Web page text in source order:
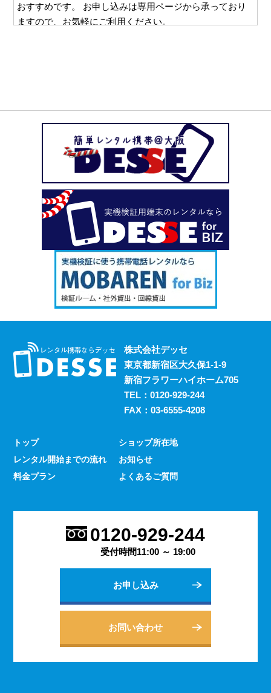
おすすめです。 お申し込みは専用ページから承っており
ますので、お気軽にご利用ください。
にお送りすることは一切ございません。 お客様と直接や
り取りのできるメールやお電話でのご請求となりますの
で、万一レンタルスマホの使用を他の方に知られたくな
い、という場合も安心してご利用いただけます。
デッセがスマホのレンタルと並行して展開しているのが、
ポケットwifiのレンタルサービスです。 街中にもフリーwifi
はありますが、通信速度に難があったり接続に制限があっ
たりと不便な面も否めません。 それらの影響を受けず、
電波圏内ならいつでも快適にインターネットを楽しめるポ
ケットwifiをレンタルでお得にご利用いただけます。 ご希
望の際はお気軽にご相談ください。
レンタルスマホには通話・通信以外にも様々な利用方法が
あります。 例えば、スマホ用アプリの開発における実機
検証用にスマホのレンタルをお考えの際は、デッセまでご
相談ください。
過去に発生した料金トラブルなど、身の回りの様々な事情
からスマホの利用契約を締結できない、という方は意外に
うな連絡手段となるものは手元にないと何かと手間がかか
るものです。 デッセでは、そういった方であっても気軽
にご契約いただけるレンタルスマホサービスのご案内を行
してだけでなく出退勤やスケジュールの管理などにも活躍
します。 会社は人の出入りもありますので、通常のスマ
ホのように1台1台契約するよりも、まとめてレンタルする
方がよりお得に利用できます。 会社用のレンタルスマホ
個人でのご利用から法人向けの複数台のご利用まで、お客
様の用途に合わせた様々な利用方法を提案できるデッセの
株式会社デッセ
東京都新宿区大久保1-1-9
新宿フラワーハイホーム705
TEL： 0120-929-244
FAX：03-6555-4208
トップ
レンタル開始までの流れ
料金プラン
ショップ所在地
お知らせ
よくあるご質問
0120-929-244
受付時間11:00 ～ 19:00
お申し込み
お問い合わせ